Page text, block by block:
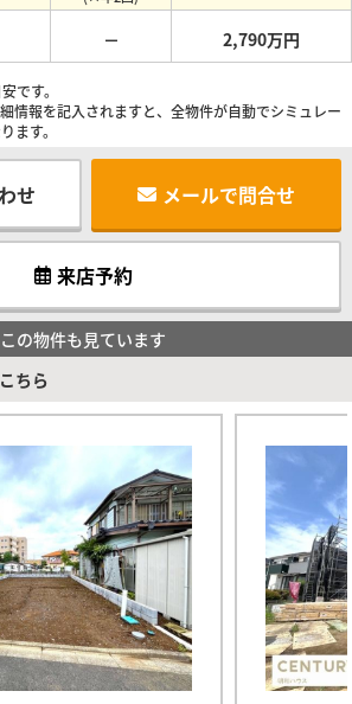
－ 2,790万円
です。
情報を記入されますと、全物件が自動でシミュレー
ます。
せ メールで問合せ
来店予約
の物件も見ています
ちら